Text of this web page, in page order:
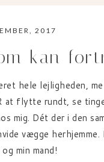
2017
kan
hele lejligheden,
at flytte rundt, se
mig. Dét der i den
vægge herhjemme.
min mand!